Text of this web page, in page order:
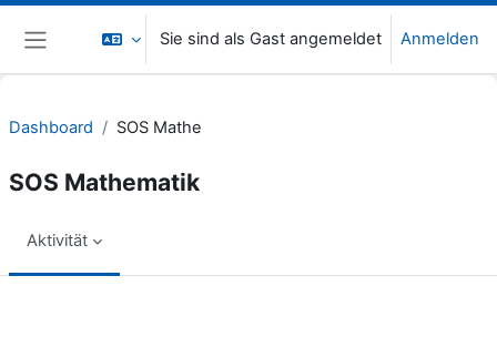
Zum Hauptinhalt
Website-Übersicht
Sie sind als Gast angemeldet Anmelden
Dashboard SOS Mathe
SOS Mathematik
Aktivität